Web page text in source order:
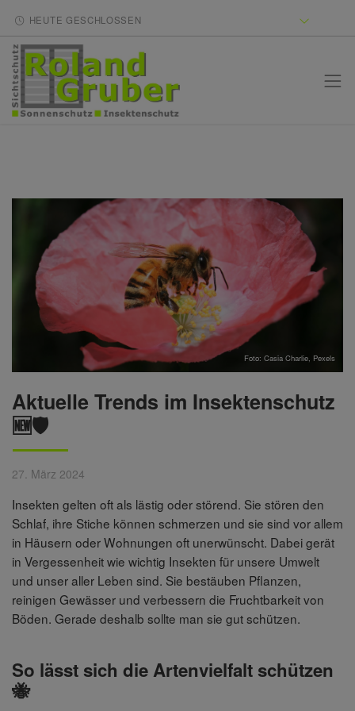
HEUTE GESCHLOSSEN
Foto: Casia Charlie Pexels
Aktuelle Trends im Insektenschutz
🆕🛡️
27. März 2024
Insekten gelten oft als lästig oder störend. Sie stören den
Schlaf, ihre Stiche können schmerzen und sie sind vor allem
in Häusern oder Wohnungen oft unerwünscht. Dabei gerät
in Vergessenheit wie wichtig Insekten für unsere Umwelt
und unser aller Leben sind. Sie bestäuben Pflanzen,
reinigen Gewässer und verbessern die Fruchtbarkeit von
Böden. Gerade deshalb sollte man sie gut schützen.
So lässt sich die Artenvielfalt schützen
🐝